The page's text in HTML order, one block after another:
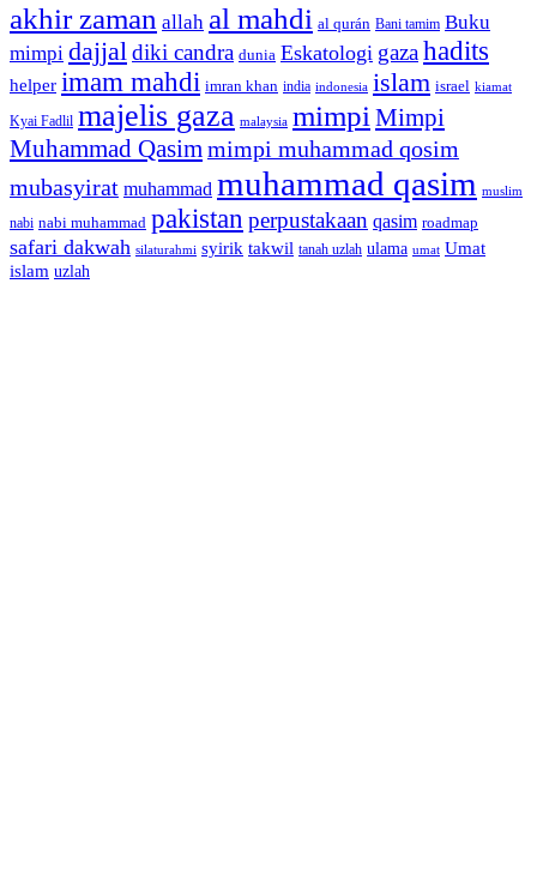
akhir zaman allah al mahdi al qurán Bani tamim Buku
mimpi dajjal diki candra dunia Eskatologi gazahadits
helper imam mahdi imran khan india indonesia islam israel kiamat
Kyai Fadlil majelis gaza malaysia mimpi Mimpi
Muhammad Qasimmimpi muhammad qosim
mubasyirat muhammad muhammad qasim muslim
nabi nabi muhammad pakistan perpustakaan qasim roadmap
safari dakwah silaturahmi syirik takwil tanah uzlah ulama umat Umat
islam uzlah